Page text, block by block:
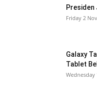
Presiden
Friday 2
Galaxy
Tablet
Wednesday